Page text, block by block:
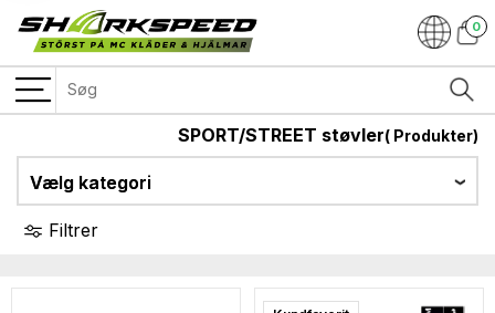
0
SPORT/STREET støvler( Produkter)
Vælg kategori
Filtrer